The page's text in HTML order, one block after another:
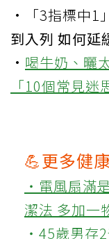
· 「3指標中1
到入列 如何延
· 喝牛奶、曬
「10個常見
💪更多健
‧電風扇滿
潔法 多加一
‧45歲男存